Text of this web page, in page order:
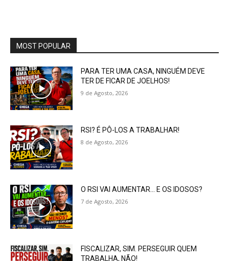
MOST POPULAR
PARA TER UMA CASA, NINGUÉM DEVE
TER DE FICAR DE JOELHOS!
9 de Agosto, 2026
RSI? É PÔ-LOS A TRABALHAR!
8 de Agosto, 2026
O RSI VAI AUMENTAR… E OS IDOSOS?
7 de Agosto, 2026
FISCALIZAR, SIM. PERSEGUIR QUEM
TRABALHA, NÃO!